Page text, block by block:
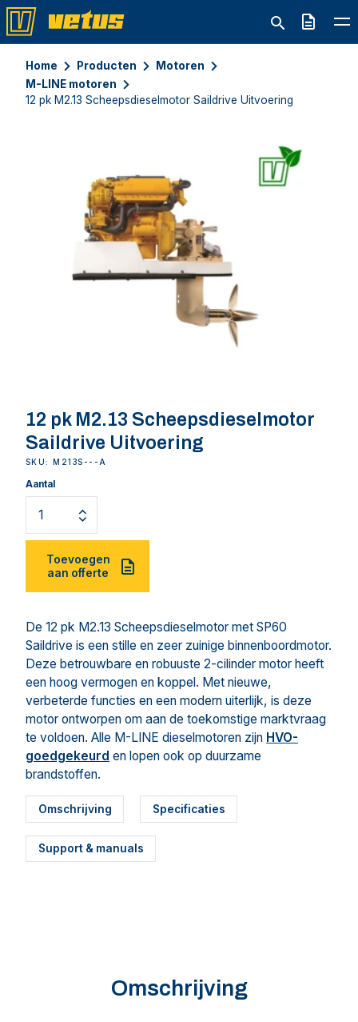
Offerte
Home Producten
Motoren
M-LINE motoren
12 pk M2.13 Scheepsdieselmotor Saildrive Uitvoering
12 pk M2.13 Scheepsdieselmotor
Saildrive Uitvoering
SKU: M213S---A
Aantal
Toevoegen
aan offerte
De 12 pk M2.13 Scheepsdieselmotor met SP60
Saildrive is een stille en zeer zuinige binnenboordmotor.
Deze betrouwbare en robuuste 2-cilinder motor heeft
een hoog vermogen en koppel. Met nieuwe,
verbeterde functies en een modern uiterlijk, is deze
motor ontworpen om aan de toekomstige marktvraag
te voldoen. Alle M-LINE dieselmotoren zijn HVO-
goedgekeurd en lopen ook op duurzame
brandstoffen.
Omschrijving Specificaties
Support & manuals
Omschrijving